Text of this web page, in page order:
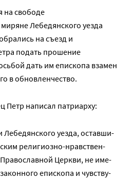
на свободе
Лебедянского уезда
на съезд и
подать прошение
дать им епископа взамен
в обновленчество.
Петр написал патриарху:
Ле­бе­дян­ско­го уез­да, остав­ши­
ре­ли­ги­оз­но-нрав­ствен­
Церк­ви, не име­
епи­ско­па и чув­ству­